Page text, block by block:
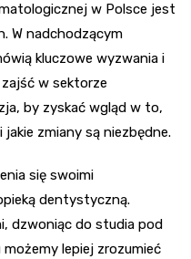
w Polsce jest
W nadchodzącym
kluczowe wyzwania i
w sektorze
by zyskać wgląd w to,
zmiany są niezbędne.
się swoimi
dentystyczną.
dzwoniąc do studia pod
lepiej zrozumieć